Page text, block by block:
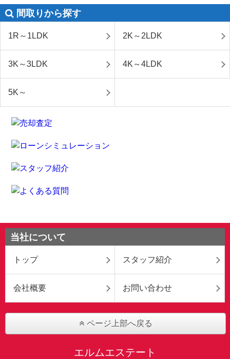
間取りから探す
1R～1LDK 2K～2LDK
3K～3LDK 4K～4LDK
5K～
当社について
トップ スタッフ紹介
会社概要 お問い合わせ
ページ上部へ戻る
エルムエステート